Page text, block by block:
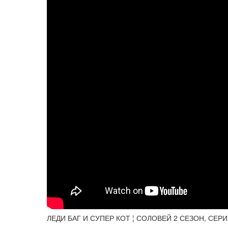
ЛЕДИ БАГ И СУПЕР КОТ ¦ СОЛОВЕЙ 2 СЕЗОН,